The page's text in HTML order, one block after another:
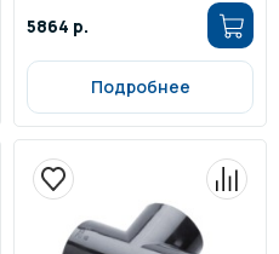
5864 р.
Подробнее